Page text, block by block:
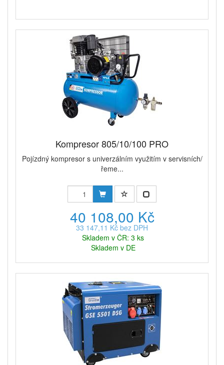
Kompresor 805/10/100 PRO
Pojízdný kompresor s univerzálním využitím v servisních/
řeme...
40 108,00 Kč
33 147,11 Kč bez DPH
Skladem v ČR: 3 ks
Skladem v DE